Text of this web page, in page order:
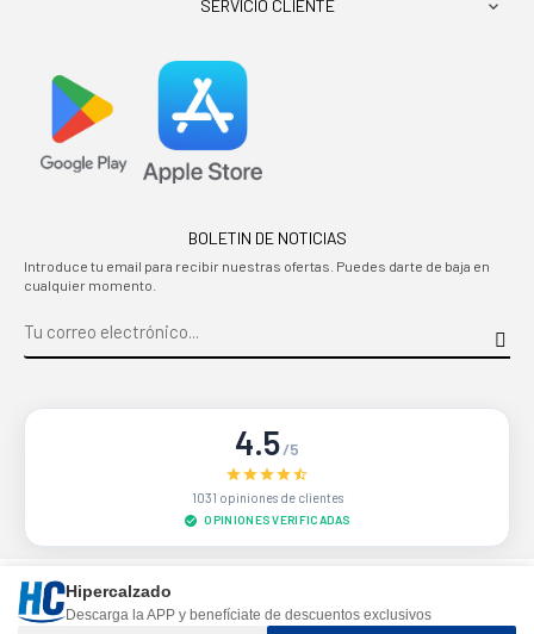
SERVICIO CLIENTE 
BOLETIN DE NOTICIAS
Introduce tu email para recibir nuestras ofertas. Puedes darte de baja en
cualquier momento.
4.5/5
1031 opiniones de clientes
OPINIONES VERIFICADAS
Sitio protegido por reCAPTCHA.
Hipercalzado
Descarga la APP y benefíciate de descuentos exclusivos